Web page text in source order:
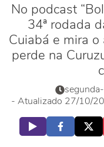
No podcast
34ª rodada
Cuiabá e mira
perde na
- Atualizado 27/10/